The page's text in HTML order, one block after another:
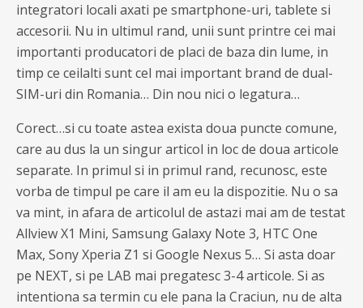
integratori locali axati pe smartphone-uri, tablete si
accesorii. Nu in ultimul rand, unii sunt printre cei mai
importanti producatori de placi de baza din lume, in
timp ce ceilalti sunt cel mai important brand de dual-
SIM-uri din Romania… Din nou nici o legatura…
Corect…si cu toate astea exista doua puncte comune,
care au dus la un singur articol in loc de doua articole
separate. In primul si in primul rand, recunosc, este
vorba de timpul pe care il am eu la dispozitie. Nu o sa
va mint, in afara de articolul de astazi mai am de testat
Allview X1 Mini, Samsung Galaxy Note 3, HTC One
Max, Sony Xperia Z1 si Google Nexus 5… Si asta doar
pe NEXT, si pe LAB mai pregatesc 3-4 articole. Si as
intentiona sa termin cu ele pana la Craciun, nu de alta